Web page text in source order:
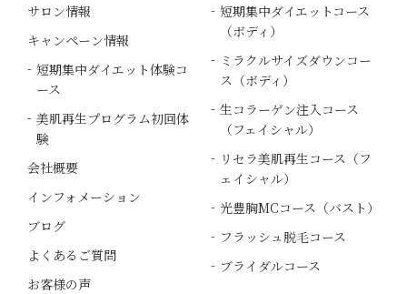
サロン情報
キャンペーン情報
短期集中ダイエット体験コ
ース
美肌再生プログラム初回体
験
会社概要
インフォメーション
ブログ
よくあるご質問
お客様の声
短期集中ダイエットコース
（ボディ）
ミラクルサイズダウンコー
ス（ボディ）
生コラーゲン注入コース
（フェイシャル）
リセラ美肌再生コース（フ
ェイシャル）
光豊胸MCコース（バスト）
フラッシュ脱毛コース
ブライダルコース